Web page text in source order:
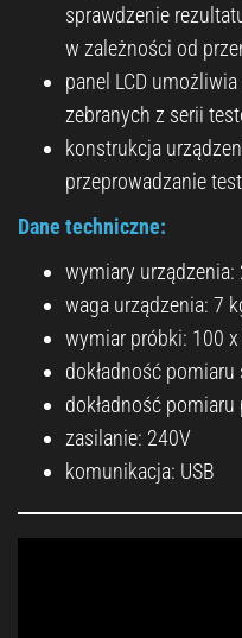
sprawdzenie
w zależności od
panel LCD
zebranych z serii
konstrukcja
przeprowadzanie
Dane techniczne:
wymiary
waga urządzenia: 7
wymiar próbki: 100
dokładność pomiaru
dokładność
zasilanie: 240V
komunikacja: USB